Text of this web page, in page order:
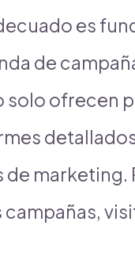
es
de
solo ofrecen
marketing.